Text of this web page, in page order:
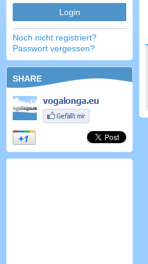
Noch nicht registriert?
Passwort vergessen?
SHARE